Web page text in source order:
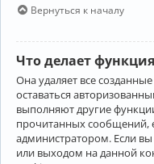
Вернуться к началу
Что делает
Она удаляет все
оставаться
выполняют другие
прочитанных сообщений,
администратором. Если
или выходом на данной